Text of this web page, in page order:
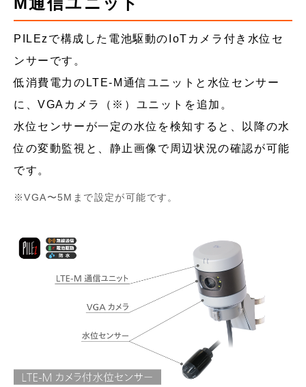
PILEzで構成した電池駆動のIoTカメラ付き水位セ
ンサーです。
低消費電力のLTE-M通信ユニットと水位センサー
に、VGAカメラ（※）ユニットを追加。
水位センサーが一定の水位を検知すると、以降の水
位の変動監視と、静止画像で周辺状況の確認が可能
です。
VGA〜5Mまで設定が可能です。